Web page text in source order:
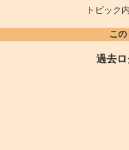
トピッ
こ
過去